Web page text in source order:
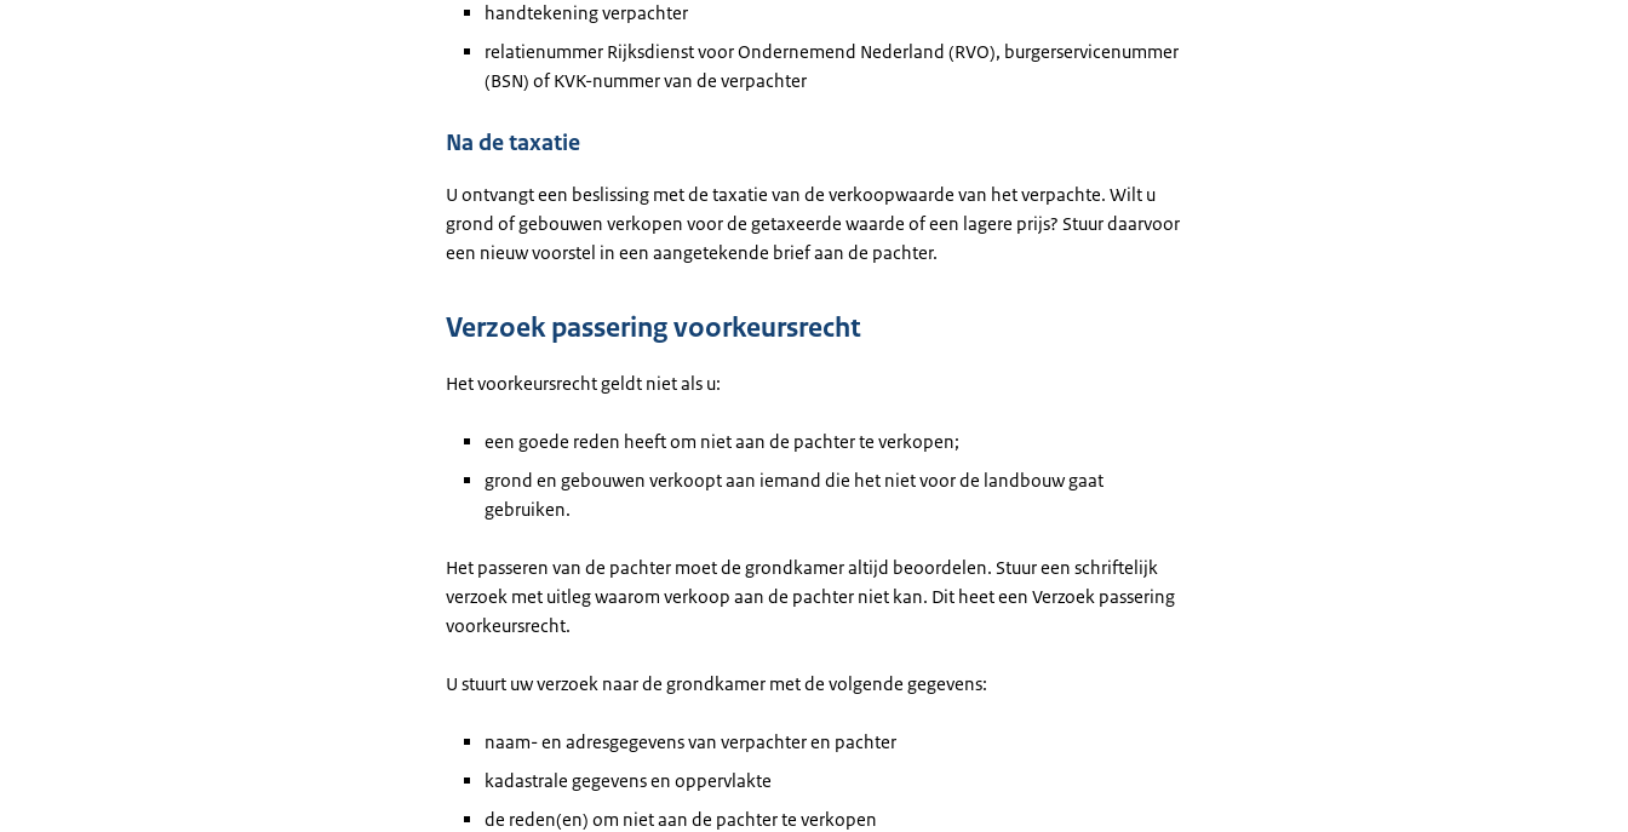
handtekening verpachter
relatienummer Rijksdienst voor Ondernemend Nederland (RVO), burgerservicenummer
(BSN) of KVK-nummer van de verpachter
Na de taxatie
U ontvangt een beslissing met de taxatie van de verkoopwaarde van het verpachte. Wilt u
grond of gebouwen verkopen voor de getaxeerde waarde of een lagere prijs? Stuur daarvoor
een nieuw voorstel in een aangetekende brief aan de pachter.
Verzoek passering voorkeursrecht
Het voorkeursrecht geldt niet als u:
een goede reden heeft om niet aan de pachter te verkopen;
grond en gebouwen verkoopt aan iemand die het niet voor de landbouw gaat
gebruiken.
Het passeren van de pachter moet de grondkamer altijd beoordelen. Stuur een schriftelijk
verzoek met uitleg waarom verkoop aan de pachter niet kan. Dit heet een Verzoek passering
voorkeursrecht.
U stuurt uw verzoek naar de grondkamer met de volgende gegevens:
naam- en adresgegevens van verpachter en pachter
kadastrale gegevens en oppervlakte
de reden(en) om niet aan de pachter te verkopen